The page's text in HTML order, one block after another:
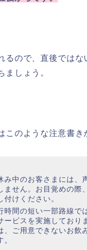
るので、直後ではな
ましょう。
このような注意書き
み中のお客さまには、
ません。お目覚めの際
付けください。
時間の短い一部路線で
ービスを実施しており
、ご用意できないお飲
。